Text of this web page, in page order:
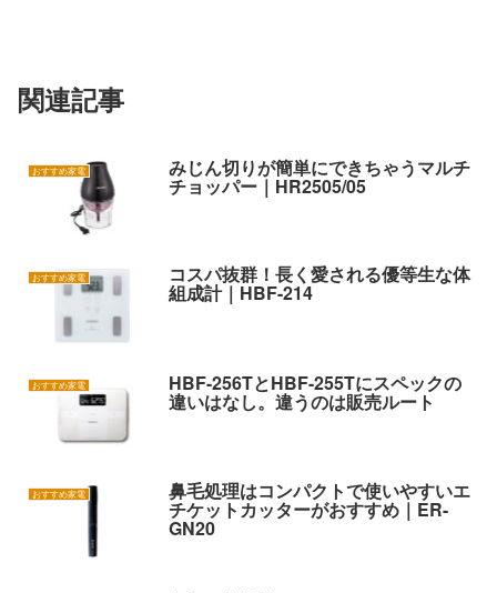
関連記事
おすすめ家電 みじん切りが簡単にできちゃうマルチ
チョッパー｜HR2505/05
おすすめ家電 コスパ抜群！長く愛される優等生な体
組成計｜HBF-214
おすすめ家電 HBF-256TとHBF-255Tにスペックの
違いはなし。違うのは販売ルート
おすすめ家電 鼻毛処理はコンパクトで使いやすいエ
チケットカッターがおすすめ｜ER-
GN20